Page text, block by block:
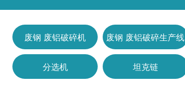
废钢 废铝破碎机 废钢 废铝破碎生产线
分选机 坦克链